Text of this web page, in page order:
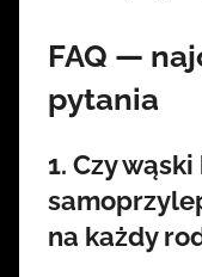
FAQ —
pytania
1. Czywąski
na każdy